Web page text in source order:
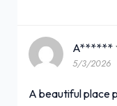
A******
5/3/2026
A beautiful place